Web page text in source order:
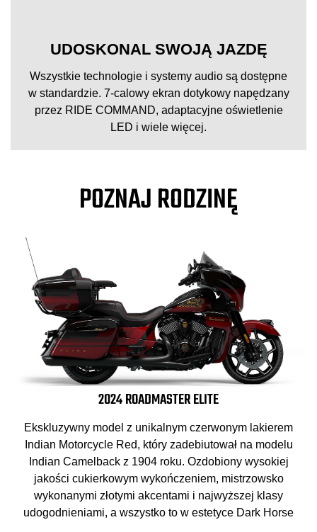
UDOSKONAL SWOJĄ JAZDĘ
Wszystkie technologie i systemy audio są dostępne
w standardzie. 7-calowy ekran dotykowy napędzany
przez RIDE COMMAND, adaptacyjne oświetlenie
LED i wiele więcej.
POZNAJ RODZINĘ
2024 ROADMASTER ELITE
Ekskluzywny model z unikalnym czerwonym lakierem
Indian Motorcycle Red, który zadebiutował na modelu
Indian Camelback z 1904 roku. Ozdobiony wysokiej
jakości cukierkowym wykończeniem, mistrzowsko
wykonanymi złotymi akcentami i najwyższej klasy
udogodnieniami, a wszystko to w estetyce Dark Horse